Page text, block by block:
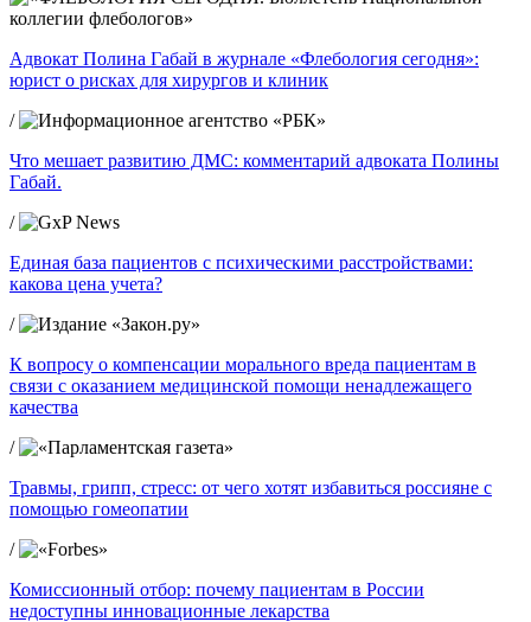
Адвокат Полина Габай в журнале «Флебология сегодня»:
юрист о рисках для хирургов и клиник
/
Что мешает развитию ДМС: комментарий адвоката Полины
Габай.
/
Единая база пациентов с психическими расстройствами:
какова цена учета?
/
К вопросу о компенсации морального вреда пациентам в
связи с оказанием медицинской помощи ненадлежащего
качества
/
Травмы, грипп, стресс: от чего хотят избавиться россияне с
помощью гомеопатии
/
Комиссионный отбор: почему пациентам в России
недоступны инновационные лекарства